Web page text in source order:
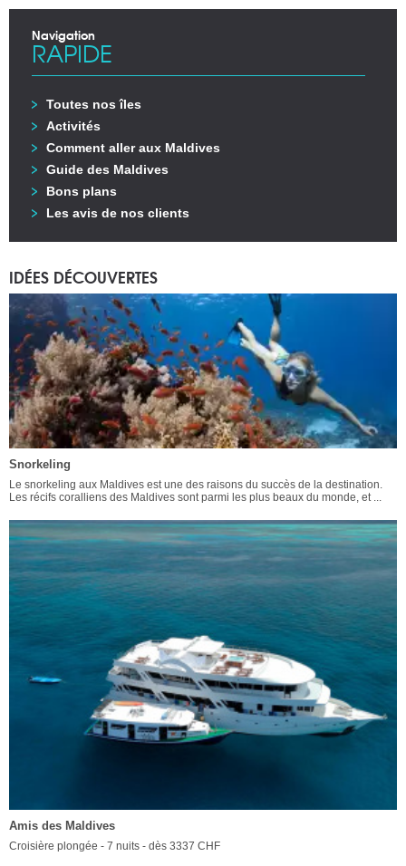
Navigation
RAPIDE
Toutes nos îles
Activités
Comment aller aux Maldives
Guide des Maldives
Bons plans
Les avis de nos clients
IDÉES DÉCOUVERTES
Snorkeling
Le snorkeling aux Maldives est une des raisons du succès de la destination.
Les récifs coralliens des Maldives sont parmi les plus beaux du monde, et ...
Amis des Maldives
Croisière plongée - 7 nuits - dès 3337 CHF